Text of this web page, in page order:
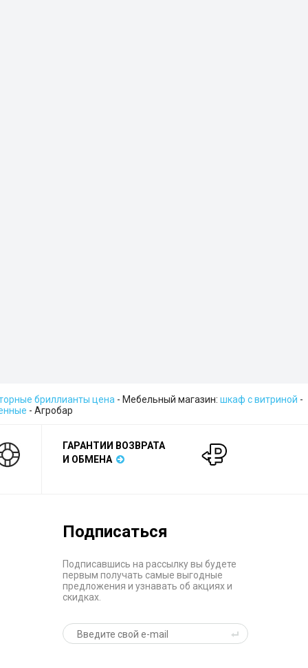
бриллианты цена - Мебельный магазин: шкаф с витриной -
- Агробар
ГАРАНТИИ ВОЗВРАТА
И ОБМЕНА
Подписаться
Подписавшись на рассылку вы будете
первым получать самые выгодные
предложения и узнавать об акциях и
скидках.